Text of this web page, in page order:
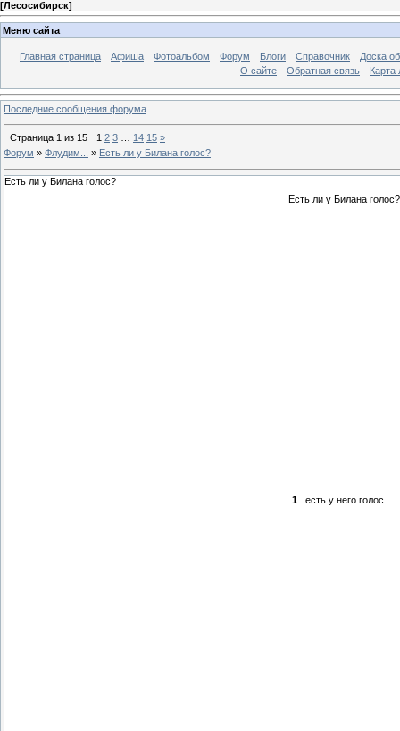
[Лесосибирск]
Меню сайта
Главная страница Афиша Фотоальбом Форум Блоги Справочник
Доска
О сайте
Обратная связь Карта
Последние сообщения форума
Страница 1 из 15 1 2 3 14 15 »
Форум » Флудим... » Есть ли у Билана голос?
Есть ли у Билана голос?
Есть ли у Билана голос?
1 есть у него голос